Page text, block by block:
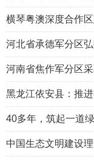
横琴粤澳深度合作
河北省承德军分区
河南省焦作军分区
黑龙江依安县：推
40多年，筑起一道
中国生态文明建设